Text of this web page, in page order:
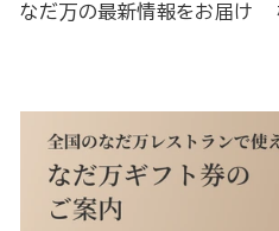
なだ万の最新情報をお届け